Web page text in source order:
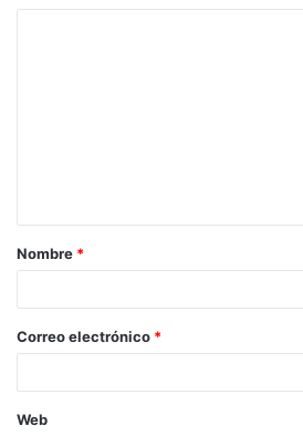
a
r
*
Nombre *
Correo electrónico *
Web